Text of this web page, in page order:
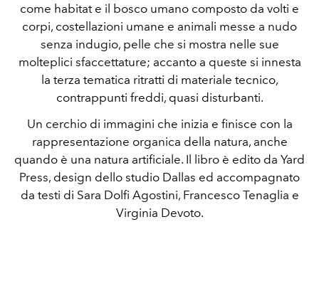
come habitat e il bosco umano composto da volti e
corpi, costellazioni umane e animali messe a nudo
senza indugio, pelle che si mostra nelle sue
molteplici sfaccettature; accanto a queste si innesta
la terza tematica ritratti di materiale tecnico,
contrappunti freddi, quasi disturbanti.
Un cerchio di immagini che inizia e finisce con la
rappresentazione organica della natura, anche
quando è una natura artificiale. Il libro è edito da Yard
Press, design dello studio Dallas ed accompagnato
da testi di Sara Dolfi Agostini, Francesco Tenaglia e
Virginia Devoto.